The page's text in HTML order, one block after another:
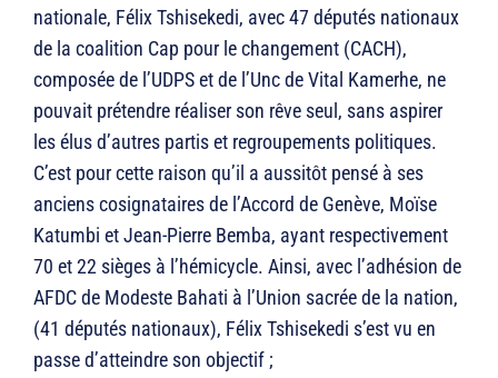
nationale, Félix Tshisekedi, avec 47 députés nationaux
de la coalition Cap pour le changement (CACH),
composée de l’UDPS et de l’Unc de Vital Kamerhe, ne
pouvait prétendre réaliser son rêve seul, sans aspirer
les élus d’autres partis et regroupements politiques.
C’est pour cette raison qu’il a aussitôt pensé à ses
anciens cosignataires de l’Accord de Genève, Moïse
Katumbi et Jean-Pierre Bemba, ayant respectivement
70 et 22 sièges à l’hémicycle. Ainsi, avec l’adhésion de
AFDC de Modeste Bahati à l’Union sacrée de la nation,
(41 députés nationaux), Félix Tshisekedi s’est vu en
passe d’atteindre son objectif ;